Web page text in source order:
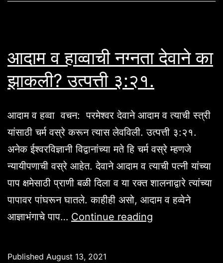
आदाम व हाव्वाची नग्नता देवाने का
झाकली? उत्पत्ती ३:२१.
आदाम व हव्वा वचन: परमेश्वर देवाने आदाम व त्याची स्त्री
यांसाठी चर्म वस्रे करून त्यास लेवविली. उत्पत्ती ३:२१.
अनेक ईश्वरविज्ञानी विद्वानांच्या मते हि चर्म वस्रे म्हणजे
न्यायीपणाची वस्रे आहेत. देवाने आदाम व त्याची पत्नी यांच्या
पाप क्षमेसाठी प्राणी बळी दिला व या रक्त शालनाद्वारे त्यांच्या
पापावर पांघरून घातले. काहीही असो, आदाम व हव्वेने
आज्ञाभंगाचे पाप… Continue reading
Published August 13, 2021